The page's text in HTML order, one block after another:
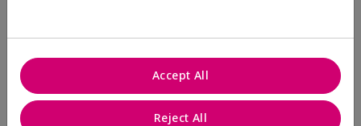
Walking in victory
Sí, recomendaría a un amigo
¿Le ha resultado útil esta
Reject All
Accept All